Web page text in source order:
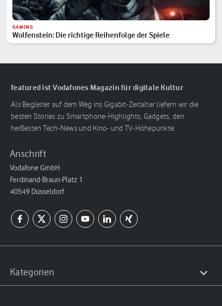
GAMING
Wolfenstein: Die richtige Reihenfolge der Spiele
featured ist Vodafones Magazin für digitale Kultur
Als Begleiter auf dem Weg ins Gigabit-Zeitalter liefern wir die
besten Stories zu Smartphone-Highlights, Gadgets, den
heißesten Tech-News und Kino- und TV-Höhepunkte.
Anschrift
Vodafone GmbH
Ferdinand-Braun-Platz 1
40549 Düsseldorf
Kategorien